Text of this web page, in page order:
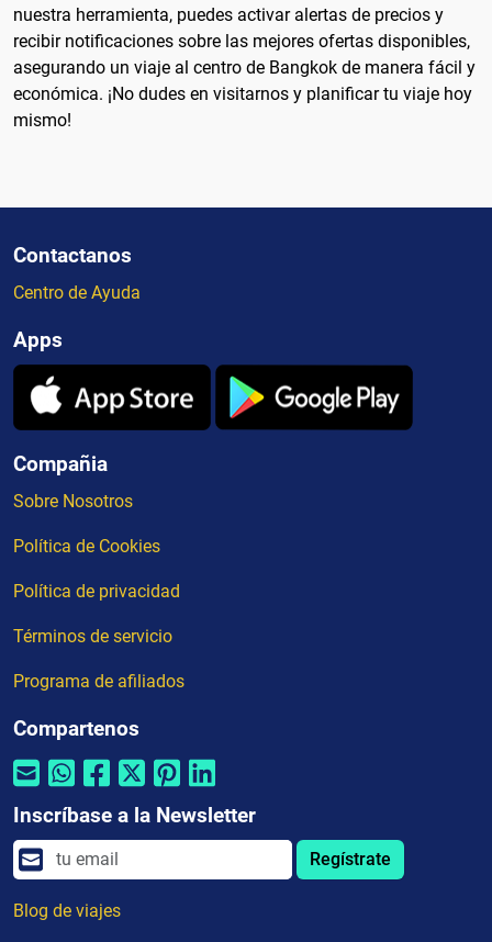
nuestra herramienta, puedes activar alertas de precios y
recibir notificaciones sobre las mejores ofertas disponibles,
asegurando un viaje al centro de Bangkok de manera fácil y
económica. ¡No dudes en visitarnos y planificar tu viaje hoy
mismo!
Contactanos
Centro de Ayuda
Apps
Compañia
Sobre Nosotros
Política de Cookies
Política de privacidad
Términos de servicio
Programa de afiliados
Compartenos
Inscríbase a la Newsletter
Regístrate
Blog de viajes